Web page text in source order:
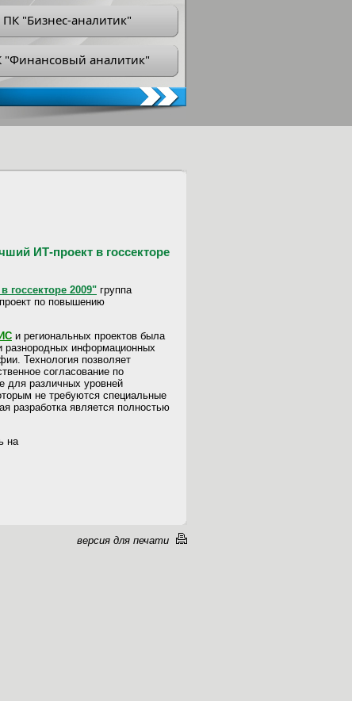
ПК "Бизнес-аналитик"
"Финансовый аналитик"
ИТ-проект в госсекторе
госсекторе 2009" группа
по повышению
и региональных проектов была
разнородных информационных
Технология позволяет
согласование по
для различных уровней
не требуются специальные
разработка является полностью
на
версия для печати